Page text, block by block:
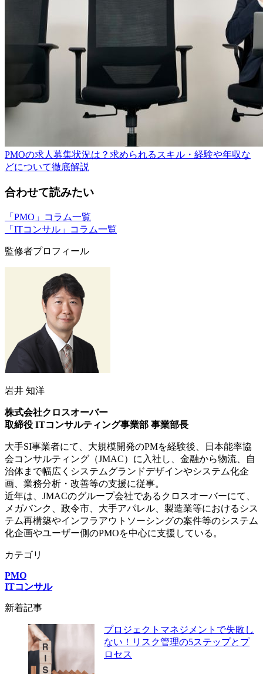
PMOの求人募集状況は？求められるスキル・経験や年収な
どについて徹底解説
合わせて読みたい
「PMO」コラム一覧
「ITコンサル」コラム一覧
監修者プロフィール
岩井 知洋
株式会社クロスオーバー
取締役 ITコンサルティング事業部 事業部長
大手SI事業者にて、大規模開発のPMを経験後、日本能率協
会コンサルティング（JMAC）に入社し、金融から物流、自
治体まで幅広くシステムグランドデザインやシステム化企
画、業務分析・改善等の支援に従事。
近年は、JMACのグループ会社であるクロスオーバーにて、
メガバンク、政令市、大手アパレル、製造業等におけるシス
テム再構築やインフラアウトソーシングの案件等のシステム
化企画やユーザー側のPMOを中心に支援している。
カテゴリ
PMO
ITコンサル
新着記事
プロジェクトマネジメントで失敗し
ない！リスク管理の5ステップとプ
ロセス